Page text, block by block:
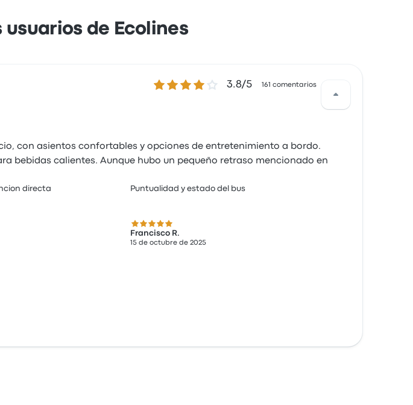
de Ecolines
3.8 de 5 estrellas3.8/5 161 comentarios
con asientos confortables y opciones de entretenimiento a bordo.
bebidas calientes. Aunque hubo un pequeño retraso mencionado en
directa Puntualidad y estado del bus
5.0 de 5 estrellas
Francisco R.
15 de octubre de 2025